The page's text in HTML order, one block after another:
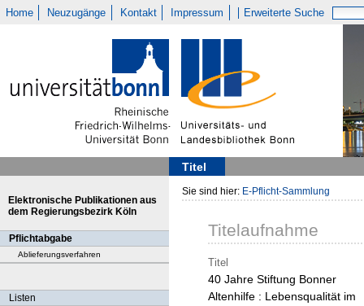
Home Neuzugänge Kontakt Impressum Erweiterte Suche
Titel
Elektronische Publikationen aus
dem Regierungsbezirk Köln
Pflichtabgabe
Ablieferungsverfahren
Listen
Sie sind hier: E-Pflicht-Sammlung
Titelaufnahme
Titel
40 Jahre Stiftung Bonner
Altenhilfe : Lebensqualität im